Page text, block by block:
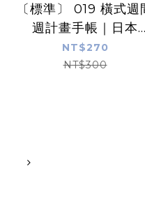
〔標準〕 019 橫式週
週計畫手帳｜日本
Traveler’sNT$270
NT$300